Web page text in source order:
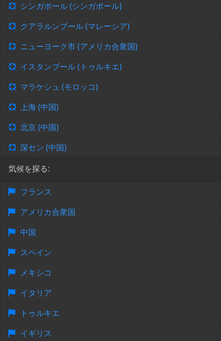
シンガポール (シンガポール)
クアラルンプール (マレーシア)
ニューヨーク市 (アメリカ合衆国)
イスタンブール (トゥルキエ)
マラケシュ (モロッコ)
上海 (中国)
北京 (中国)
深セン (中国)
気候を探る:
フランス
アメリカ合衆国
中国
スペイン
メキシコ
イタリア
トゥルキエ
イギリス